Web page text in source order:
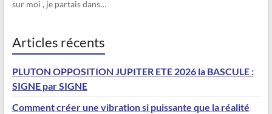
sur moi , je partais dans…
Articles récents
PLUTON OPPOSITION JUPITER ETE 2026 la BASCULE :
SIGNE par SIGNE
Comment créer une vibration si puissante que la réalité